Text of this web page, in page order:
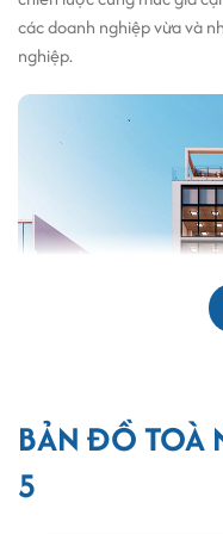
các doanh nghiệp vừa và
nghiệp.
BẢN ĐỒ TOÀ
5